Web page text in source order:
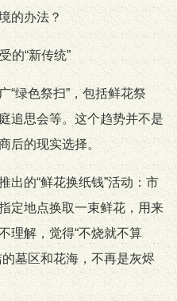
的办法？
的“新传统”
“绿色祭扫”，包括鲜花祭
追思会等。这个趋势并不是
后的现实选择。
出的“鲜花换纸钱”活动：市
定地点换取一束鲜花，用来
理解，觉得“不烧就不算
墓区和花海，不再是灰烬